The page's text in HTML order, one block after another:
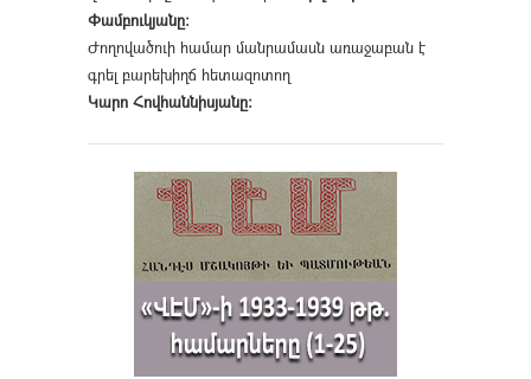
Փամբուկյանը։
Ժողովածուի համար մանրամասն առաջաբան է
գրել բարեխիղճ հետազոտող
Կարո Հովհաննիսյանը։